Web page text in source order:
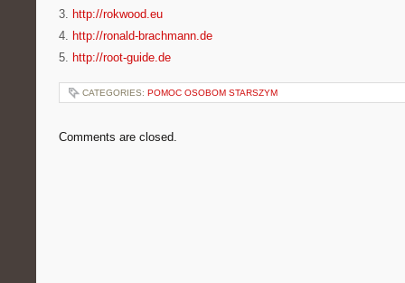
3. http://rokwood.eu
4. http://ronald-brachmann.de
5. http://root-guide.de
CATEGORIES: POMOC OSOBOM STARSZYM
Comments are closed.